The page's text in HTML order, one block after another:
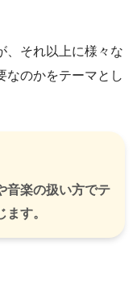
、それ以上に様々な
なのかをテーマとし
音楽の扱い方でテ
す。